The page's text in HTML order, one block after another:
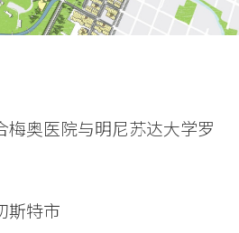
梅奥医院与明尼苏达大学罗
斯特市